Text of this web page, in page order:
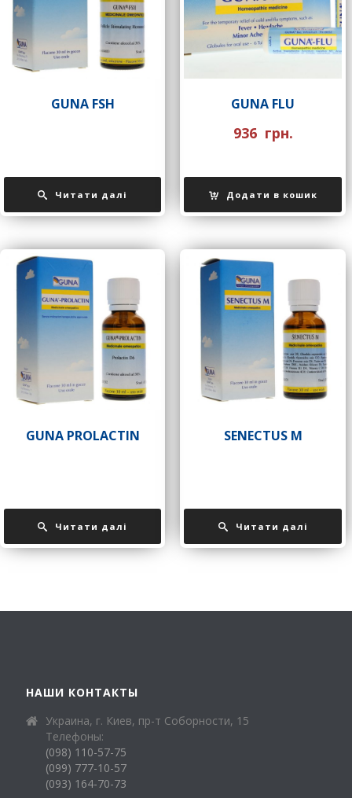
GUNA FSH
Читати далі
GUNA FLU
936 грн.
Додати в кошик
GUNA PROLACTIN
Читати далі
SENECTUS М
Читати далі
НАШИ КОНТАКТЫ
Украина, г. Киев, пр-т Соборности, 15
Телефоны:
(098) 110-57-75
(099) 777-10-57
(093) 164-70-73